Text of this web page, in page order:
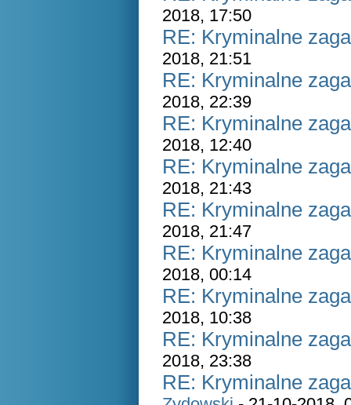
2018, 17:50
RE: Kryminalne
2018, 21:51
RE: Kryminalne
2018, 22:39
RE: Kryminalne
2018, 12:40
RE: Kryminalne
2018, 21:43
RE: Kryminalne
2018, 21:47
RE: Kryminalne
2018, 00:14
RE: Kryminalne
2018, 10:38
RE: Kryminalne
2018, 23:38
RE: Kryminalne